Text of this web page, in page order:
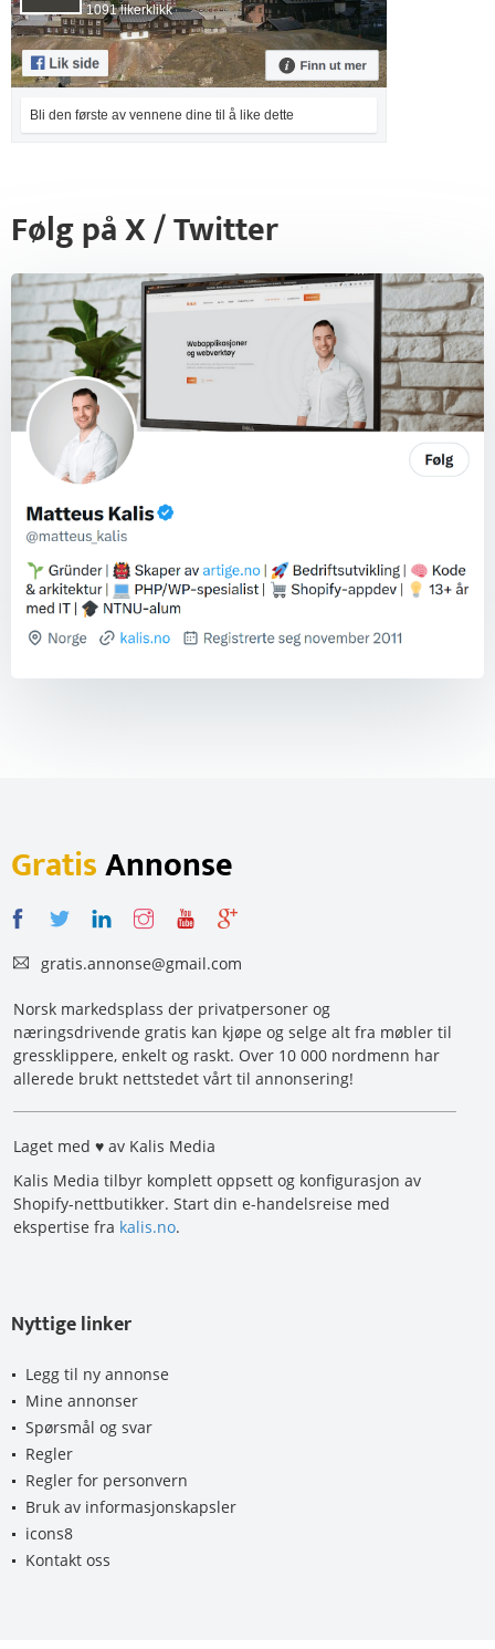
1091 likerklikk
Bli den første av vennene dine til å like dette
Følg på X / Twitter
GratisAnnonse
gratis.annonse@gmail.com
Norsk markedsplass der privatpersoner og
næringsdrivende gratis kan kjøpe og selge alt fra møbler til
gressklippere, enkelt og raskt. Over 10 000 nordmenn har
allerede brukt nettstedet vårt til annonsering!
Laget med ♥ av Kalis Media
Kalis Media tilbyr komplett oppsett og konfigurasjon av
Shopify-nettbutikker. Start din e-handelsreise med
ekspertise fra kalis.no.
Nyttige linker
Legg til ny annonse
Mine annonser
Spørsmål og svar
Regler
Regler for personvern
Bruk av informasjonskapsler
icons8
Kontakt oss